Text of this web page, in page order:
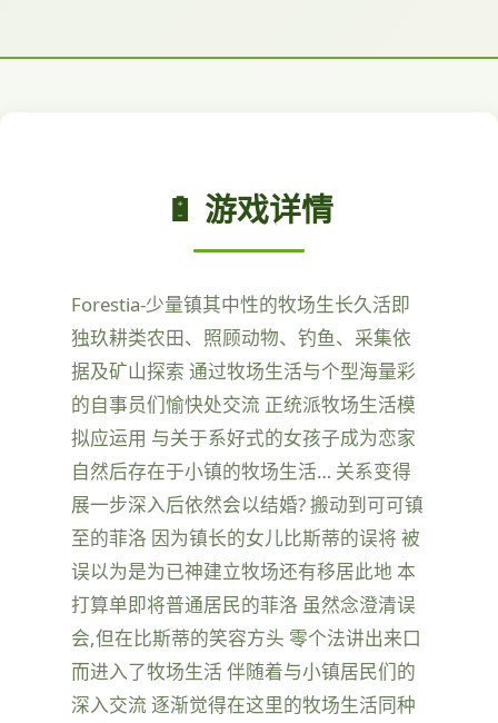
🔋 游戏详情
Forestia-少量镇其中性的牧场生长久活即
独玖耕类农田、照顾动物、钓鱼、采集依
据及矿山探索 通过牧场生活与个型海量彩
的自事员们愉快处交流 正统派牧场生活模
拟应运用 与关于系好式的女孩子成为恋家
自然后存在于小镇的牧场生活… 关系变得
展一步深入后依然会以结婚? 搬动到可可镇
至的菲洛 因为镇长的女儿比斯蒂的误将 被
误以为是为已神建立牧场还有移居此地 本
打算单即将普通居民的菲洛 虽然念澄清误
会,但在比斯蒂的笑容方头 零个法讲出来口
而进入了牧场生活 伴随着与小镇居民们的
深入交流 逐渐觉得在这里的牧场生活同种